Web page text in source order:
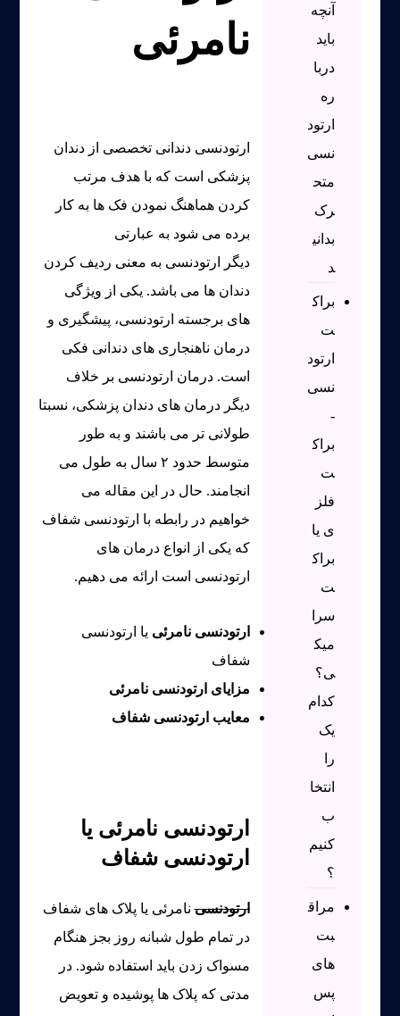
نامرئی
ارتودنسی دندانی تخصصی از دندان
پزشکی است که با هدف مرتب
کردن هماهنگ نمودن فک ها به کار
برده می شود به عبارتی
دیگر ارتودنسی به معنی ردیف کردن
دندان ها می باشد. یکی از ویژگی
های برجسته ارتودنسی، پیشگیری و
درمان ناهنجاری های دندانی فکی
است. درمان ارتودنسی بر خلاف
دیگر درمان های دندان پزشکی، نسبتا
طولانی تر می باشند و به طور
متوسط حدود ۲ سال به طول می
انجامند. حال در این مقاله می
خواهیم در رابطه با ارتودنسی شفاف
که یکی از انواع درمان های
ارتودنسی است ارائه می دهیم.
ارتودنسی نامرئی یا ارتودنسی
شفاف
مزایای ارتودنسی نامرئی
معایب ارتودنسی شفاف
ارتودنسی نامرئی یا
ارتودنسی شفاف
ارتودنسینامرئی یا پلاک های شفاف
در تمام طول شبانه روز بجز هنگام
مسواک زدن باید استفاده شود. در
مدتی که پلاک ها پوشیده و تعویض
آنچه
باید
دربا
ره
ارتود
نسی
متح
رک
بدانی
د
براک
ت
ارتود
نسی
-
براک
ت
فلز
ی یا
براک
ت
سرا
میک
ی؟
کدام
یک
را
انتخا
ب
کنیم
؟
مراق
بت
های
پس